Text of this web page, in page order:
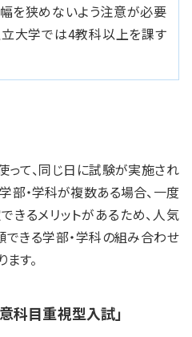
を狭めないよう注意が必要
立大学では4教科以上を課す
て、同じ日に試験が実施され
部・学科が複数ある場合、一度
きるメリットがあるため、人気
きる学部・学科の組み合わせ
す。
科目重視型入試」